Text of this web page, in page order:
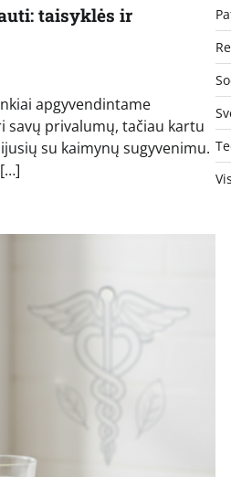
taisyklės ir
apgyvendintame
privalumų, tačiau kartu
su kaimynų sugyvenimu.